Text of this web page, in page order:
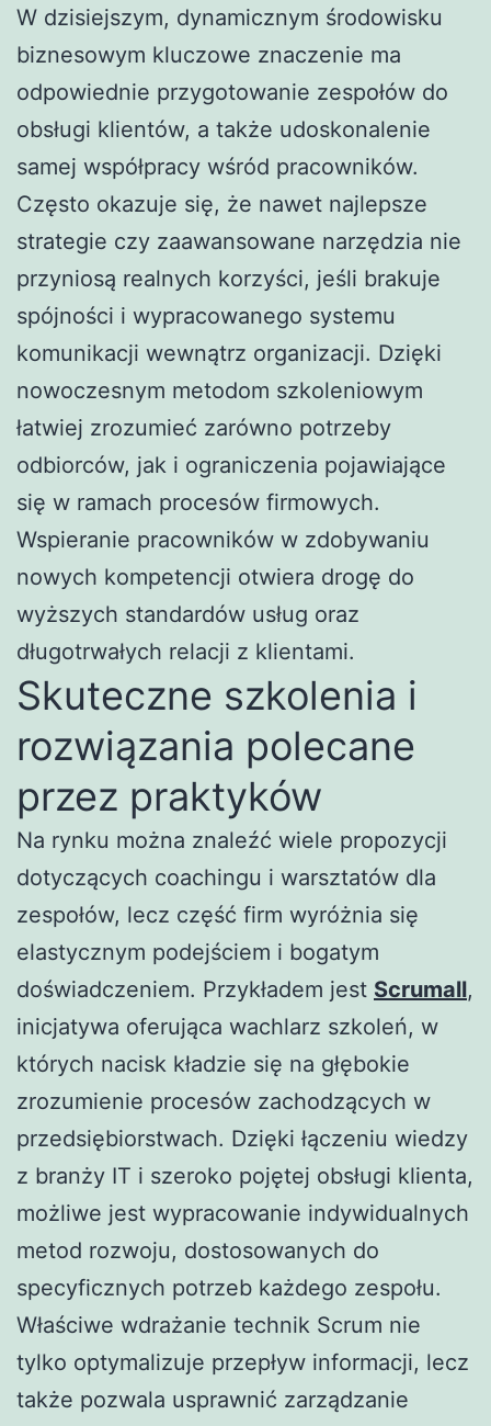
W dzisiejszym, dynamicznym środowisku
biznesowym kluczowe znaczenie ma
odpowiednie przygotowanie zespołów do
obsługi klientów, a także udoskonalenie
samej współpracy wśród pracowników.
Często okazuje się, że nawet najlepsze
strategie czy zaawansowane narzędzia nie
przyniosą realnych korzyści, jeśli brakuje
spójności i wypracowanego systemu
komunikacji wewnątrz organizacji. Dzięki
nowoczesnym metodom szkoleniowym
łatwiej zrozumieć zarówno potrzeby
odbiorców, jak i ograniczenia pojawiające
się w ramach procesów firmowych.
Wspieranie pracowników w zdobywaniu
nowych kompetencji otwiera drogę do
wyższych standardów usług oraz
długotrwałych relacji z klientami.
Skuteczne szkolenia i
rozwiązania polecane
przez praktyków
Na rynku można znaleźć wiele propozycji
dotyczących coachingu i warsztatów dla
zespołów, lecz część firm wyróżnia się
elastycznym podejściem i bogatym
doświadczeniem. Przykładem jest Scrumall,
inicjatywa oferująca wachlarz szkoleń, w
których nacisk kładzie się na głębokie
zrozumienie procesów zachodzących w
przedsiębiorstwach. Dzięki łączeniu wiedzy
z branży IT i szeroko pojętej obsługi klienta,
możliwe jest wypracowanie indywidualnych
metod rozwoju, dostosowanych do
specyficznych potrzeb każdego zespołu.
Właściwe wdrażanie technik Scrum nie
tylko optymalizuje przepływ informacji, lecz
także pozwala usprawnić zarządzanie